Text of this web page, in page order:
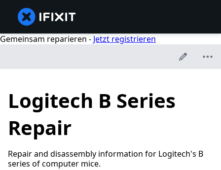
Gemeinsam reparieren - Jetzt registrieren
Logitech B Series
Repair
Repair and disassembly information for Logitech's B
series of computer mice.